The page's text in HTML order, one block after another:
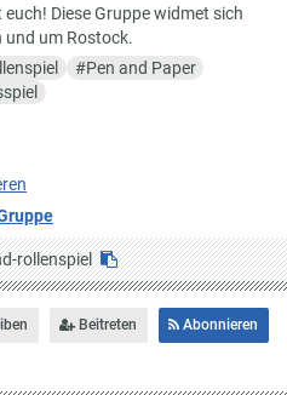
Diese Gruppe widmet sich
und um Rostock.
#Pen and Paper
rollenspiel
Beitreten Abonnieren